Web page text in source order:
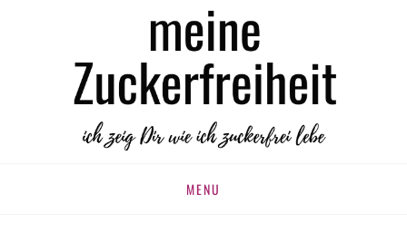
MEINE
ZUCKERFREIHEIT
zuckerfrei leben
MENU